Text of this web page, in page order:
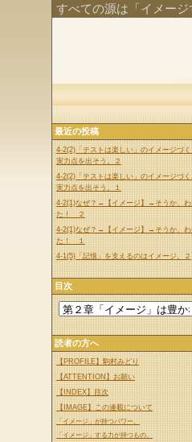
すべての源は「イメー
最近の投稿
4-2(2)「テストは楽しい」のイメージづ
実力点を出そう。２
4-2(2)「テストは楽しい」のイメージづ
実力点を出そう。１
4-2(1)なぜ？→【イメージ】→そうか、わ
た！ ２
4-2(1)なぜ？→【イメージ】→そうか、わ
た！ １
4-1(5)「記憶」を支えるのはイメージ。２
目次
読者の方へ
【PROFILE】駒村みどり
【ATTENTION】お願い
【INDEX】目次
【IMAGE】この連載について
「イメージ」が持つパワー。
「イメージ」する力が持つもの。